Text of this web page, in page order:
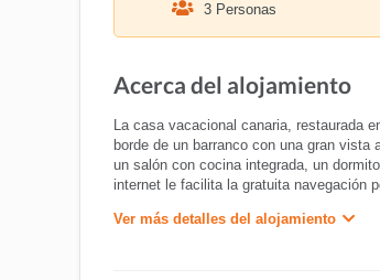
3 Personas
Acerca del alojamiento
La casa vacacional canaria, restaurada
borde de un barranco con una gran
un salón con cocina integrada, un
internet le facilita la gratuita navegación
Ver más detalles del alojamiento